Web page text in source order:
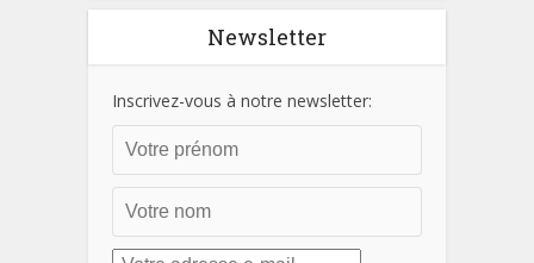
Newsletter
Inscrivez-vous à notre newsletter: